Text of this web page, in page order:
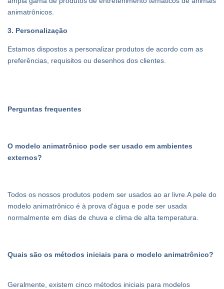
animatrônicos.
3. Personalização
Estamos dispostos a personalizar produtos de acordo com as
preferências, requisitos ou desenhos dos clientes.
Perguntas frequentes
O modelo animatrônico pode ser usado em ambientes
externos?
Todos os nossos produtos podem ser usados ​​ao ar livre.A pele do
modelo animatrônico é à prova d'água e pode ser usada
normalmente em dias de chuva e clima de alta temperatura.
Quais são os métodos iniciais para o modelo animatrônico?
Geralmente, existem cinco métodos iniciais para modelos